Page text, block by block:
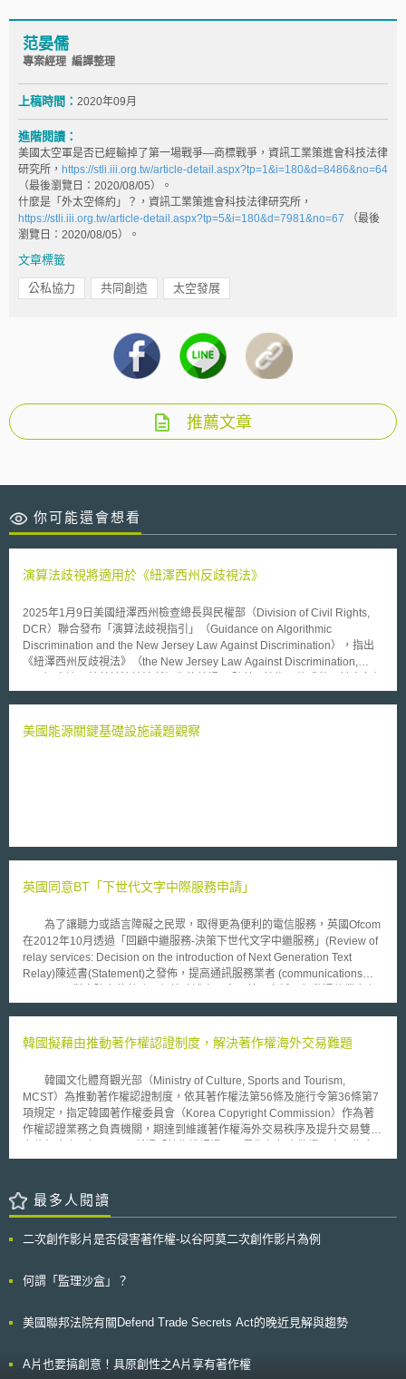
范晏儒
專案經理 編譯整理
上稿時間： 2020年09月
進階閱讀：
美國太空軍是否已經輸掉了第一場戰爭—商標戰爭，資訊工業策進會科技法律
研究所， https://stli.iii.org.tw/article-detail.aspx?tp=1&i=180&d=8486&no=64
（最後瀏覽日：2020/08/05）。
什麼是「外太空條約」？，資訊工業策進會科技法律研究所，
https://stli.iii.org.tw/article-detail.aspx?tp=5&i=180&d=7981&no=67 （最後
瀏覽日：2020/08/05）。
文章標籤
公私協力 共同創造 太空發展
推薦文章
你可能還會想看
演算法歧視將適用於《紐澤西州反歧視法》
2025年1月9日美國紐澤西州檢查總長與民權部（Division of Civil Rights,
DCR）聯合發布「演算法歧視指引」（Guidance on Algorithmic
Discrimination and the New Jersey Law Against Discrimination），指出
《紐澤西州反歧視法》（the New Jersey Law Against Discrimination,
域已大量導入自動化決策工具，雖然它們能提高決策效率但也增加了歧視發
可能潛藏的歧視風險，亦列舉出在各類商業實務情境中常見的自動化決策工
自然人或法人。 此外指引特別說明，即便適用主體無意歧視、或其所使用
州反歧視法》。這是因為《紐澤西州反歧視法》係針對歧視所帶來的影響進
二、 歧視行為的三種樣態 1.差別待遇歧視 差別待遇歧視係指適用主體基於
受保護特徵而對適用客體施予不同對待。舉例而言，若房東使用自動化決策
工具來評估黑人潛在租戶，但不評估其他族裔的潛在租戶，則會因為其選擇
性使用自動化決策工具而構成歧視。 2.差別影響歧視 差別影響歧視係指適
用主體的政策或行為對適用客體造成不成比例的負面影響，且該政策或行為
未能證明具有正當性、非歧視性、或不存在較少歧視性的替代方案，則該政
錄的顧客，但該系統對配戴宗教頭巾的顧客較容易產生誤判，此亦可能構成
求，以符合自身的特殊需求。以身心障礙員工為例，若雇主使用了自動化決
策工具來評估員工的工作表現（例如監測員工的休息時間是否過長），在未
考量合理調整的情況下，該工具可能會過度針對身心障礙員工進而構成歧
視。 為減少演算法歧視發生頻率，「演算法歧視指引」特別闡述自動化決
的挑戰，並達到實質管制AI的效果。
美國能源關鍵基礎設施議題觀察
英國同意BT「下世代文字中際服務申請」
為了讓聽力或語言障礙之民眾，取得更為便利的電信服務，英國Ofcom
在2012年10月透過「回顧中繼服務-決策下世代文字中繼服務」(Review of
relay services: Decision on the introduction of Next Generation Text
Relay)陳述書(Statement)之發佈，提高通訊服務業者 (communications
須在2014年4月18日，達成「下世代文字中繼服務」(Next Generation Text
請，並在今年3月獲得Ofcom許可。 Ofcom要求下世代中繼服務最主要
話更為流暢；(2)促使更多載具皆可使用文字中繼服務。BT為了落實上述核
心要求，除了透過提升服務性能、技術應變能力、員工培訓與申訴機制，增
加中繼服務的品質，以通過Ofcom核可外，BT亦允諾2014年4月18日後，
該公司文字中繼服務將可進一步延伸至： 1.既有文字電話(textphones)與視
障閱讀器(Braille readers)。 2.支援Windows XP系統以上個人、筆記型電
客戶，亦提供批發接取(Wholesale access)於其他通訊服務業者，使其具備
文字中繼服務，讓非BT的消費者亦可獲得無障礙服務。相信隨著更多通訊
服務業者提升文字中繼服務功能後，將可讓聽障、語言障礙民眾使用電信服
韓國擬藉由推動著作權認證制度，解決著作權海外交易難題
韓國文化體育觀光部（Ministry of Culture, Sports and Tourism,
MCST）為推動著作權認證制度，依其著作權法第56條及施行令第36條第7
項規定，指定韓國著作權委員會（Korea Copyright Commission）作為著
作權認證業務之負責機關，期達到維護著作權海外交易秩序及提升交易雙方
法享有權利者，可透過具有公信力之第三方機關確認權利關係，並取得認證
之音樂、電影、電視劇等內容為第一階段著作權認證對象，並提供免手續費
之優惠服務。欲進行著作權認證之申請人（如著作權人、受讓著作權或取得
事實之證明資料（如權利變動或授權相關契約等），向韓國著作權委員會申
韓國著作權委員會相關人士表示，韓國著作權委員會此次被指定為著作
爭執點，故擬透過推動著作權認證制度，克服外國人利用韓國著作過程中，
權利關係所給予具公信力之認證書，確保著作權交易秩序之穩定與信賴。
最多人閱讀
二次創作影片是否侵害著作權-以谷阿莫二次創作影片為例
何謂「監理沙盒」？
美國聯邦法院有關Defend Trade Secrets Act的晚近見解與趨勢
A片也要搞創意！具原創性之A片享有著作權